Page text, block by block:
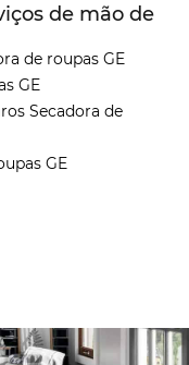
de mão de
de roupas GE
GE
Secadora de
GE